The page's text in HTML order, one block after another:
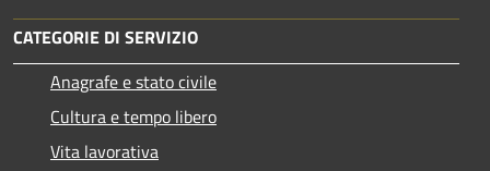
CATEGORIE DI SERVIZIO
Anagrafe e stato civile
Cultura e tempo libero
Vita lavorativa